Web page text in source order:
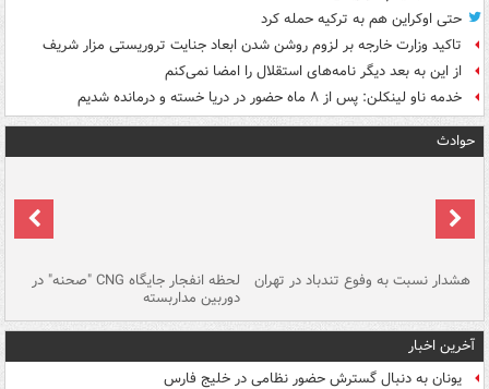
حتی اوکراین هم به ترکیه حمله کرد
تاکید وزارت خارجه بر لزوم روشن شدن ابعاد جنایت تروریستی مزار شریف
از این به بعد دیگر نامه‌های استقلال را امضا نمی‌کنم
خدمه ناو لینکلن: پس از ۸ ماه حضور در دریا خسته و درمانده‌ شدیم
حوادث
هشدار نسبت به وفوع تندباد در تهران لحظه انفجار جایگاه CNG "صحنه" در
دوربین مداربسته
آخرین اخبار
یونان به دنبال گسترش حضور نظامی در خلیج فارس